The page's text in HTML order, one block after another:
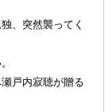
、突然襲ってく
戸内寂聴が贈る